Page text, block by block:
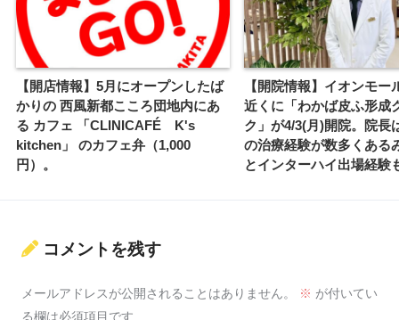
【開店情報】5月にオープンしたば
かりの 西風新都こころ団地内にあ
る カフェ 「CLINICAFÉ K's
kitchen」 のカフェ弁（1,000
円）。
【開院情報】イオンモー
近くに「わかば皮ふ形成
ク」が4/3(月)開院。院長
の治療経験が数多くある
とインターハイ出場経験
コメントを残す
メールアドレスが公開されることはありません。 ※ が付いてい
る欄は必須項目です